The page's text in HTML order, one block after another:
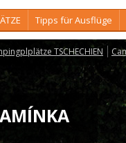
Tipps für Ausflüge
TSCHECHIEN